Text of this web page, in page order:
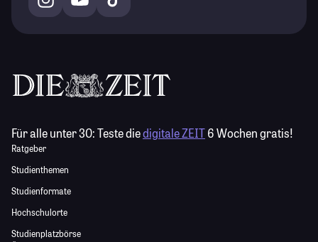
Für alle unter 30:Teste diedigitale ZEIT6 Wochen gratis!
Ratgeber
Studienthemen
Studienformate
Hochschulorte
Studienplatzbörse